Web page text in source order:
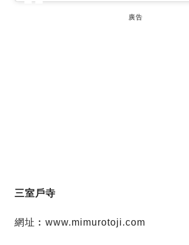
廣告
三室戶寺
網址︰www.mimurotoji.com